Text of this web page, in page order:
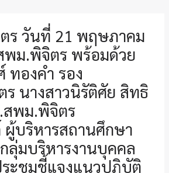
ร วันที่ 21 พฤษภาคม
พม.พิจิตร พร้อมด้วย
ทองคำ รอง
นางสาวนิรัติศัย สิทธิ
สพม.พิจิตร
ผู้บริหารสถานศึกษา
ลุ่มบริหารงานบุคคล
ระชุมชี้แจงแนวปฏิบัติ